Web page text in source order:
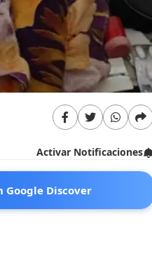
Activar Notificaciones
Google Discover